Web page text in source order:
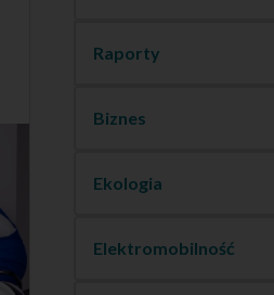
Raporty
Biznes
Ekologia
Elektromobilność